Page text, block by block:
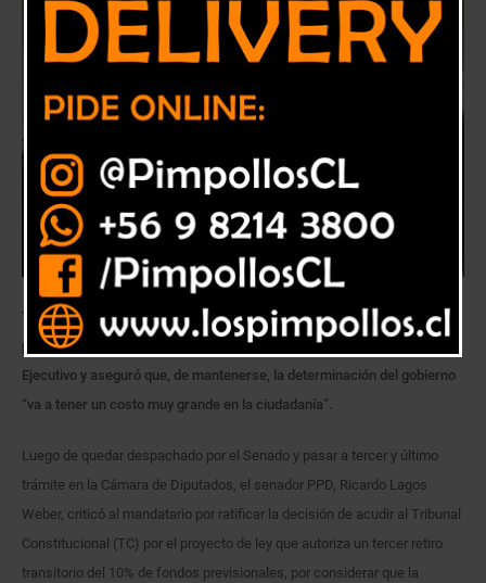
Tras la aprobación en el Senado, del tercer retiro de ahorros
previsionales, el parlamentario por el PPD, lamentó la decisión del
Ejecutivo y aseguró que, de mantenerse, la determinación del gobierno
“va a tener un costo muy grande en la ciudadanía”.
Luego de quedar despachado por el Senado y pasar a tercer y último
trámite en la Cámara de Diputados, el senador PPD, Ricardo Lagos
Weber, criticó al mandatario por ratificar la decisión de acudir al Tribunal
Constitucional (TC) por el proyecto de ley que autoriza un tercer retiro
transitorio del 10% de fondos previsionales, por considerar que la